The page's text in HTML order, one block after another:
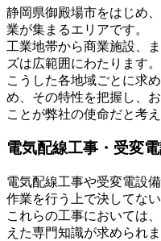
静岡県御殿場市をはじめ
業が集まるエリアです。
工業地帯から商業施設、
ズは広範囲にわたります。
こうした各地域ごとに求
め、その特性を把握し、
ことが弊社の使命だと考え
電気配線工事・受変
電気配線工事や受変電設
作業を行う上で決してな
これらの工事においては
えた専門知識が求められま